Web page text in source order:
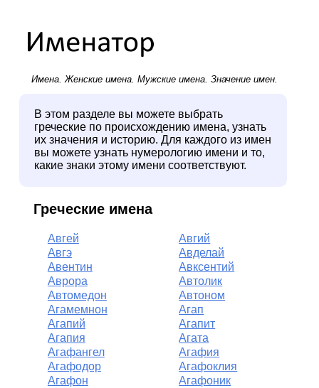
Имена.Женские имена. Мужские имена. Значение имен.
В этом разделе вы можете выбрать
греческие по происхождению имена, узнать
их значения и историю. Для каждого из имен
вы можете узнать нумерологию имени и то,
какие знаки этому имени соответствуют.
Греческие имена
Авгей
Авгий
Авгэ
Авделай
Авентин
Авксентий
Аврора
Автолик
Автомедон
Автоном
Агамемнон
Агап
Агапий
Агапит
Агапия
Агата
Агафангел
Агафия
Агафодор
Агафоклия
Агафон
Агафоник